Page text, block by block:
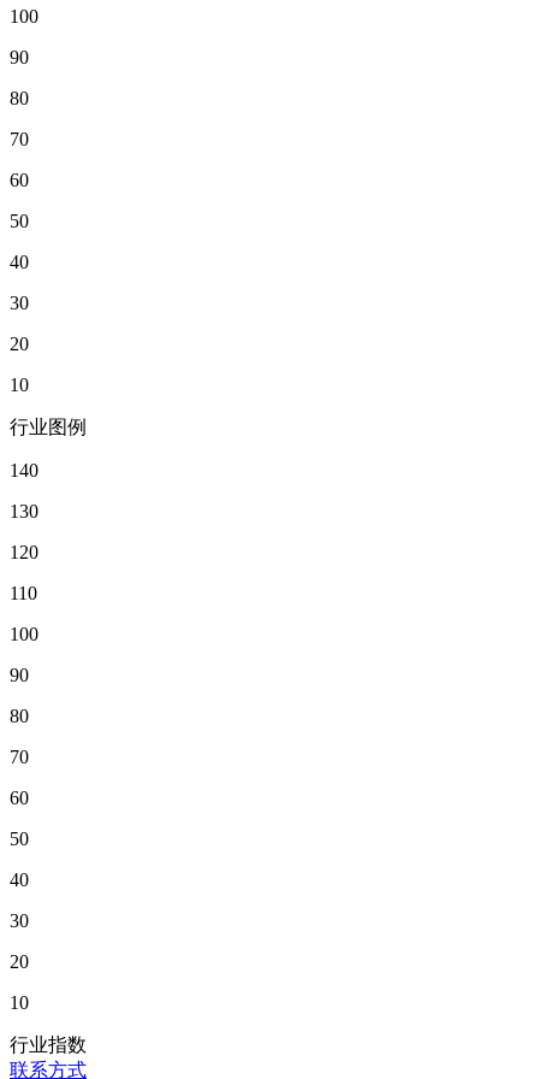
100
90
80
70
60
50
40
30
20
10
行业图例
140
130
120
110
100
90
80
70
60
50
40
30
20
10
行业指数
联系方式